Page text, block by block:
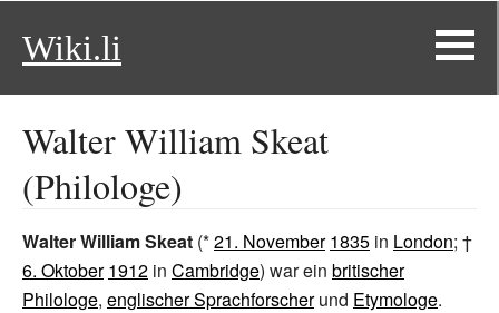
Wiki.li
Walter William Skeat
(Philologe)
Walter William Skeat (*21. November 1835 in London; †
6. Oktober 1912 in Cambridge) war ein britischer
Philologe, englischer Sprachforscherund Etymologe.